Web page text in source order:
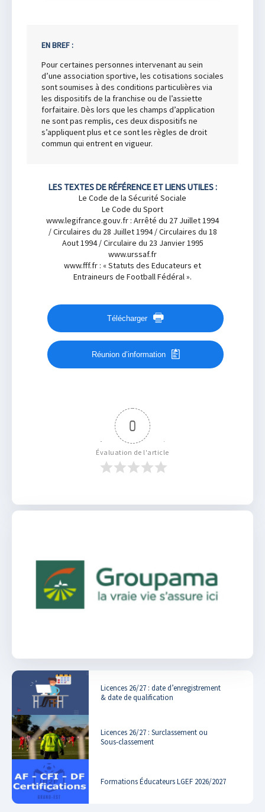
EN BREF :
Pour certaines personnes intervenant au sein
d’une association sportive, les cotisations sociales
sont soumises à des conditions particulières via
les dispositifs de la franchise ou de l’assiette
forfaitaire. Dès lors que les champs d’application
ne sont pas remplis, ces deux dispositifs ne
s’appliquent plus et ce sont les règles de droit
commun qui entrent en vigueur.
LES TEXTES DE RÉFÉRENCE ET LIENS UTILES :
Le Code de la Sécurité Sociale
Le Code du Sport
www.legifrance.gouv.fr : Arrêté du 27 Juillet 1994
/ Circulaires du 28 Juillet 1994 / Circulaires du 18
Aout 1994 / Circulaire du 23 Janvier 1995
www.urssaf.fr
www.fff.fr : « Statuts des Educateurs et
Entraineurs de Football Fédéral ».
Télécharger
Réunion d’information
0
Évaluation de l'article
Licences 26/27 : date d’enregistrement
& date de qualification
Licences 26/27 : Surclassement ou
Sous-classement
Formations Éducateurs LGEF 2026/2027